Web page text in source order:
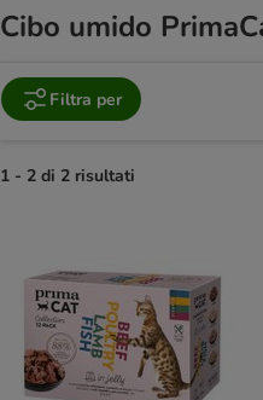
Cibo umido
Filtra per
1 - 2 di 2 risultati